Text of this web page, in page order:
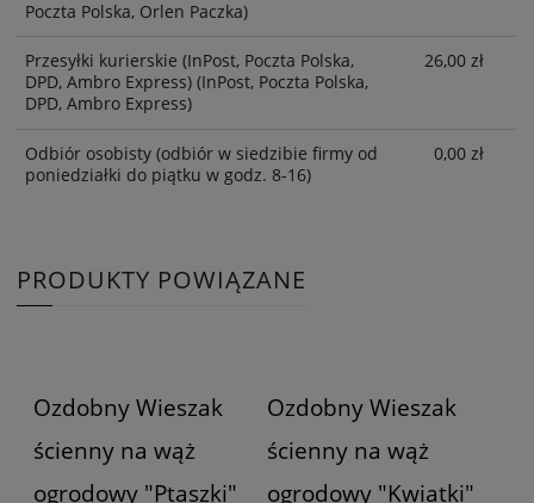
Poczta Polska, Orlen Paczka)
Przesyłki kurierskie (InPost, Poczta Polska,
DPD, Ambro Express) (InPost, Poczta Polska,
DPD, Ambro Express)
26,00 zł
Odbiór osobisty (odbiór w siedzibie firmy od
poniedziałki do piątku w godz. 8-16)
0,00 zł
PRODUKTY POWIĄZANE
Ozdobny Wieszak
ścienny na wąż
ogrodowy "Ptaszki"
Ozdobny Wieszak
ścienny na wąż
ogrodowy "Kwiatki"